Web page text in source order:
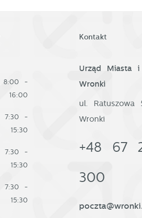
8:00 -
16:00
7:30 -
15:30
7:30 -
15:30
7:30 -
15:30
Kontakt
Urząd Miasta
Wronki
ul. Ratuszowa
Wronki
+48 67
300